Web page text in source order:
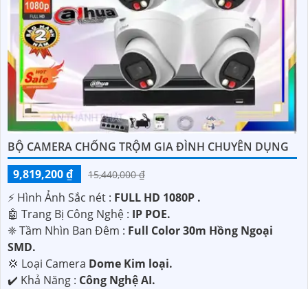
BỘ CAMERA CHỐNG TRỘM GIA ĐÌNH CHUYÊN DỤNG
9,819,200 ₫
15,440,000 ₫
️⚡ Hình Ảnh Sắc nét : FULL HD 1080P .
🤖️ Trang Bị Công Nghệ : IP POE.
❈ Tầm Nhìn Ban Đêm : Full Color 30m Hồng Ngoại
SMD.
💢 Loại Camera Dome Kim loại.
️✔️ Khả Năng : Công Nghệ AI.